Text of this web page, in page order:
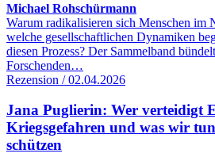
Michael Rohschürmann
Warum radikalisieren sich Menschen im
welche gesellschaftlichen Dynamiken
diesen Prozess? Der Sammelband
Forschenden…
Rezension / 02.04.2026
Jana Puglierin: Wer verteidigt
Kriegsgefahren und was wir
schützen